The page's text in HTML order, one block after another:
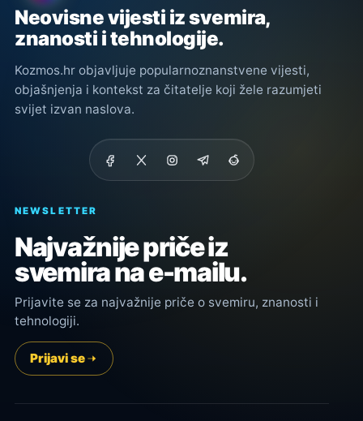
Neovisne vijesti iz svemira,
znanosti i tehnologije.
Kozmos.hr objavljuje popularnoznanstvene vijesti,
objašnjenja i kontekst za čitatelje koji žele razumjeti
svijet izvan naslova.
NEWSLETTER
Najvažnije priče iz
svemira na e-mailu.
Prijavite se za najvažnije priče o svemiru, znanosti i
tehnologiji.
Prijavi se